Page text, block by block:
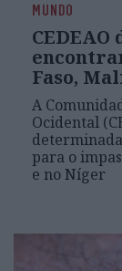
MUNDO
Faso,
A
Ocidental
para o
e no Níger